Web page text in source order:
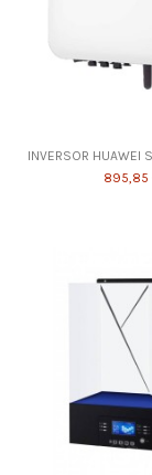
INVERSOR HUAWEI
895,85